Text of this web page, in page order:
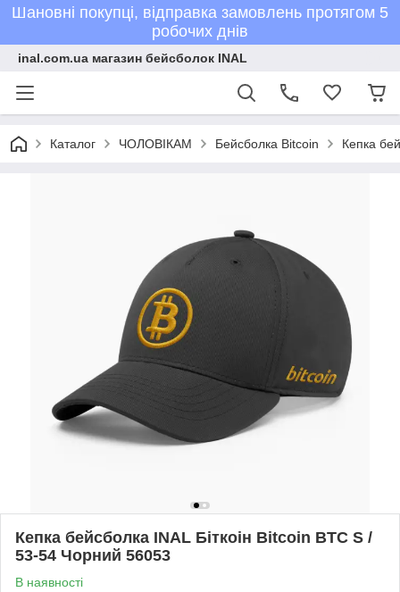
Шановні покупці, відправка замовлень протягом 5
робочих днів
inal.com.ua магазин бейсболок INAL
Каталог ЧОЛОВІКАМ Бейсболка Bitcoin Кепка
Кепка бейсболка INAL Біткоін Bitcoin BTC S /
53-54 Чорний 56053
В наявності